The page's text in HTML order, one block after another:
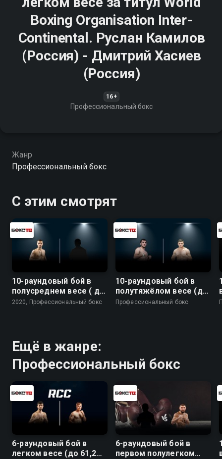
Boxing Organisation Inter-
Continental. Руслан Камилов
(Россия) - Дмитрий Хасиев
(Россия)
16+
Профессиональный бокс
Жанр
Профессиональный бокс
С этим смотрят
10-раундовый бой в
полусреднем весе ( до
66,7 кг)
2020, Профессиональный бокс
10-раундовый бой в
полутяжёлом весе (до
79,4 кг)
Профессиональный бокс
Ещё в жанре:
Профессиональный бокс
6-раундовый бой в
легком весе (до 61,2
6-раундовый бой в
первом полулегком